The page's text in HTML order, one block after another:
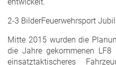
2-3 BilderFeuerwehrsport
Mitte 2015 wurden die
die Jahre gekommenen
einsatztaktischeres